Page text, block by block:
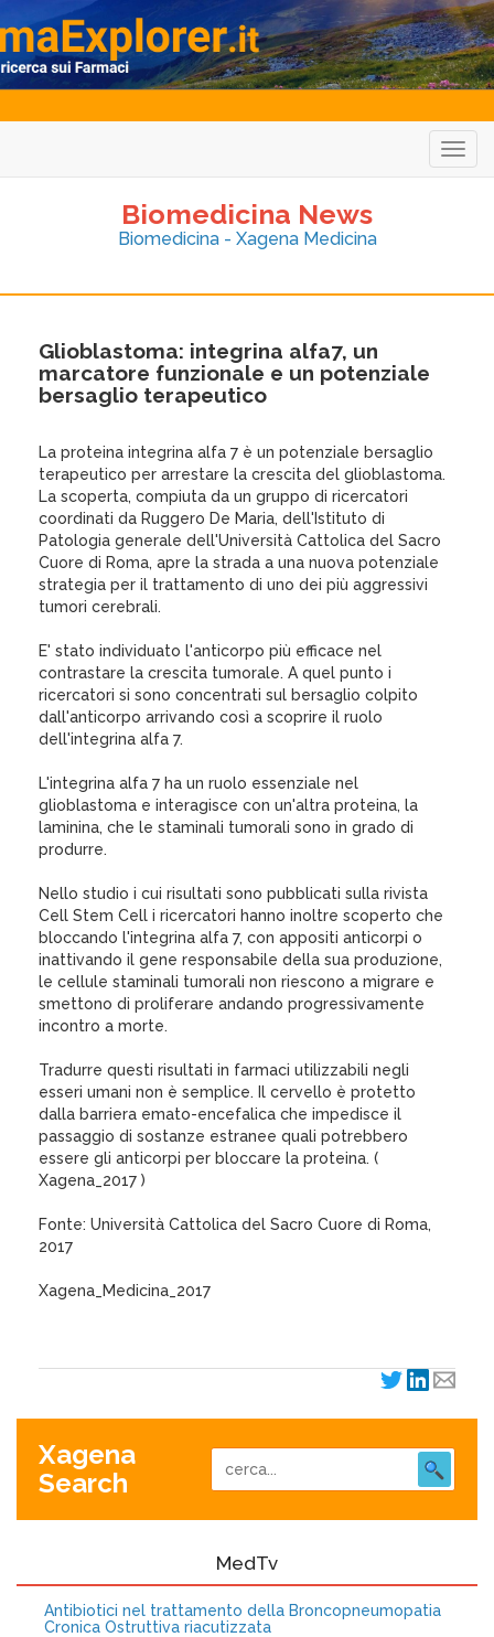
Biomedicina News
Biomedicina - Xagena Medicina
Glioblastoma: integrina alfa7, un
marcatore funzionale e un potenziale
bersaglio terapeutico
La proteina integrina alfa 7 è un potenziale bersaglio
terapeutico per arrestare la crescita del glioblastoma.
La scoperta, compiuta da un gruppo di ricercatori
coordinati da Ruggero De Maria, dell'Istituto di
Patologia generale dell'Università Cattolica del Sacro
Cuore di Roma, apre la strada a una nuova potenziale
strategia per il trattamento di uno dei più aggressivi
tumori cerebrali.
E' stato individuato l'anticorpo più efficace nel
contrastare la crescita tumorale. A quel punto i
ricercatori si sono concentrati sul bersaglio colpito
dall'anticorpo arrivando così a scoprire il ruolo
dell'integrina alfa 7.
L'integrina alfa 7 ha un ruolo essenziale nel
glioblastoma e interagisce con un'altra proteina, la
laminina, che le staminali tumorali sono in grado di
produrre.
Nello studio i cui risultati sono pubblicati sulla rivista
Cell Stem Cell i ricercatori hanno inoltre scoperto che
bloccando l'integrina alfa 7, con appositi anticorpi o
inattivando il gene responsabile della sua produzione,
le cellule staminali tumorali non riescono a migrare e
smettono di proliferare andando progressivamente
incontro a morte.
Tradurre questi risultati in farmaci utilizzabili negli
esseri umani non è semplice. Il cervello è protetto
dalla barriera emato-encefalica che impedisce il
passaggio di sostanze estranee quali potrebbero
essere gli anticorpi per bloccare la proteina. (
Xagena_2017 )
Fonte: Università Cattolica del Sacro Cuore di Roma,
2017
Xagena_Medicina_2017
Xagena
Search
MedTv
Antibiotici nel trattamento della Broncopneumopatia
Cronica Ostruttiva riacutizzata